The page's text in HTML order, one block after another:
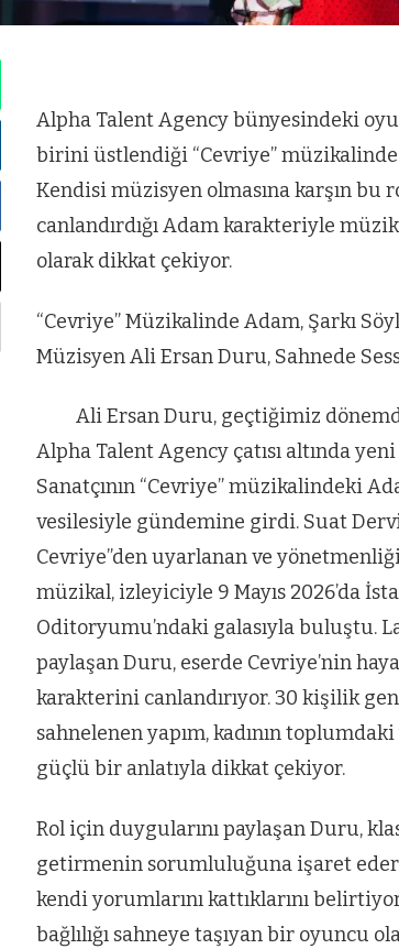
Alpha Talent Agency bünyesindeki
birini üstlendiği “Cevriye”
Kendisi müzisyen olmasına karşın bu
canlandırdığı Adam karakteriyle
olarak dikkat çekiyor.
“Cevriye” Müzikalinde Adam, Şarkı
Müzisyen Ali Ersan Duru, Sahnede
Ali Ersan Duru, geçtiğimiz
Alpha Talent Agency çatısı altında
Sanatçının “Cevriye” müzikalindeki
vesilesiyle gündemine girdi. Suat
Cevriye”den uyarlanan ve
müzikal, izleyiciyle 9 Mayıs 2026’da
Oditoryumu’ndaki galasıyla buluştu.
paylaşan Duru, eserde Cevriye’nin
karakterini canlandırıyor. 30 kişilik
sahnelenen yapım, kadının
güçlü bir anlatıyla dikkat çekiyor.
Rol için duygularını paylaşan Duru,
getirmenin sorumluluğuna işaret
kendi yorumlarını kattıklarını
bağlılığı sahneye taşıyan bir oyuncu